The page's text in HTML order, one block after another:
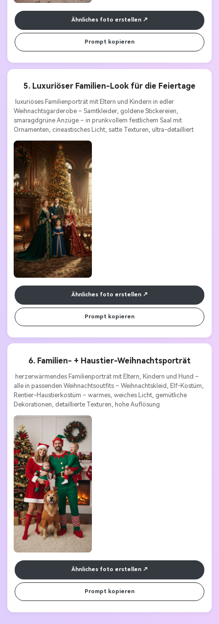
Ähnliches foto erstellen
Prompt kopieren
5. Luxuriöser Familien-Look für die Feiertage
luxuriöses Familienporträt mit Eltern und Kindern in edler
Weihnachtsgarderobe – Samtkleider, goldene Stickereien,
smaragdgrüne Anzüge – in prunkvollem festlichem Saal mit
Ornamenten, cineastisches Licht, satte Texturen, ultra-detailliert
Ähnliches foto erstellen
Prompt kopieren
6. Familien- + Haustier-Weihnachtsporträt
herzerwärmendes Familienporträt mit Eltern, Kindern und Hund –
alle in passenden Weihnachtsoutfits – Weihnachtskleid, Elf-Kostüm,
Rentier-Haustierkostüm – warmes, weiches Licht, gemütliche
Ähnliches foto erstellen
Prompt kopieren